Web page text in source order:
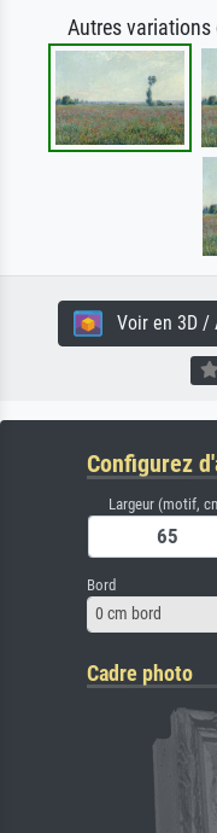
Autres variations
Voir en 3D /
Configurez
Largeur (motif,
Bord
0 cm bord
Cadre photo